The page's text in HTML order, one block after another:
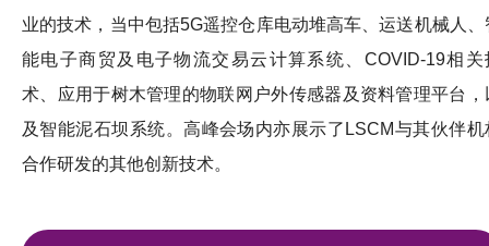
业的技术，当中包括5G遥控仓库电动堆高车、运送机械人、
能电子商贸及电子物流交易云计算系统、COVID-19相关
术、应用于树木管理的物联网户外传感器及资料管理平台，
及智能泥石坝系统。高峰会场内亦展示了LSCM与其伙伴机
合作研发的其他创新技术。